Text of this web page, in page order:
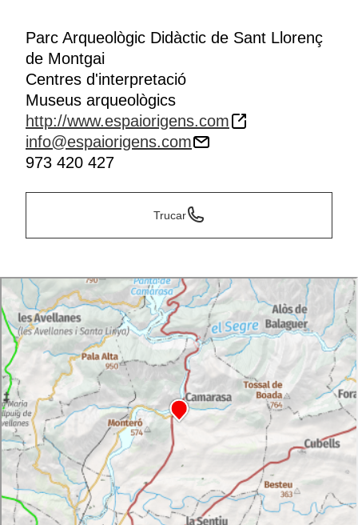
Parc Arqueològic Didàctic de Sant Llorenç
de Montgai
Centres d'interpretació
Museus arqueològics
http://www.espaiorigens.com
info@espaiorigens.com
973 420 427
Trucar